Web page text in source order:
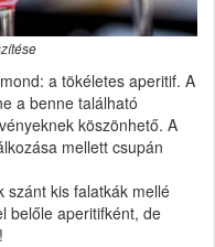
a tökéletes aperitif. A
a benne található
köszönhető. A
mellett csupán
szánt kis falatkák mellé
belőle aperitifként, de